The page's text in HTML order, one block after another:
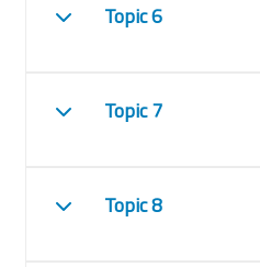
EinklappenTopic 6
EinklappenTopic 7
EinklappenTopic 8